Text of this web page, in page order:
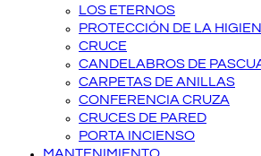
LOS ETERNOS
PROTECCIÓN DE LA
CRUCE
CANDELABROS DE
CARPETAS DE ANILLAS
CONFERENCIA CRUZA
CRUCES DE PARED
PORTA INCIENSO